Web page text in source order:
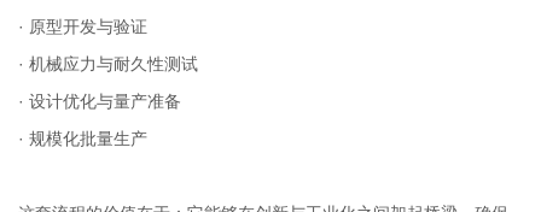
· 原型开发与验证
· 机械应力与耐久性测试
· 设计优化与量产准备
· 规模化批量生产